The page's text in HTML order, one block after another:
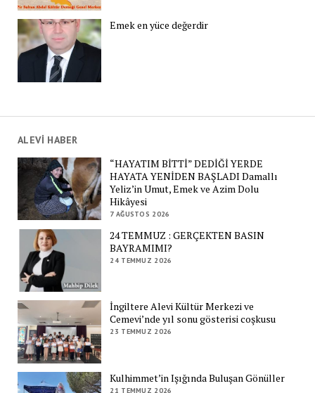
Emek en yüce değerdir
ALEVİ HABER
“HAYATIM BİTTİ” DEDİĞİ YERDE
HAYATA YENİDEN BAŞLADI Damallı
Yeliz’in Umut, Emek ve Azim Dolu
Hikâyesi
7 AĞUSTOS 2026
24 TEMMUZ : GERÇEKTEN BASIN
BAYRAMIMI?
24 TEMMUZ 2026
İngiltere Alevi Kültür Merkezi ve
Cemevi’nde yıl sonu gösterisi coşkusu
23 TEMMUZ 2026
Kulhimmet’in Işığında Buluşan Gönüller
21 TEMMUZ 2026